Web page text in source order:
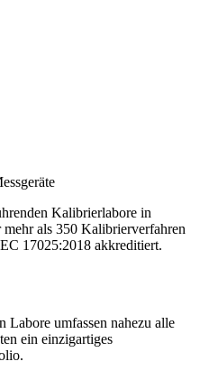
Kalibrierlabore in
als 350 Kalibrierverfahren
17025:2018 akkreditiert.
Labore umfassen nahezu alle
ein einzigartiges